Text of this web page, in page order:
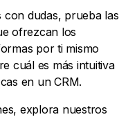
con dudas, prueba las
ofrezcan los
por ti mismo
cuál es más intuitiva
en un CRM.
explora nuestros